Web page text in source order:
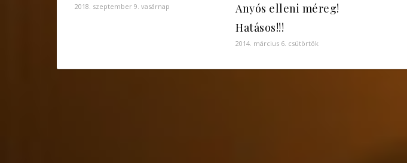
2018. szeptember 9. vasárnap
Anyós elleni méreg!
Hatásos!!!
2014. március 6. csütörtök